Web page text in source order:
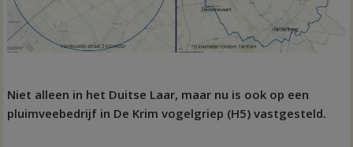
Niet alleen in het Duitse Laar, maar nu is ook op een
pluimveebedrijf in De Krim vogelgriep (H5) vastgesteld.